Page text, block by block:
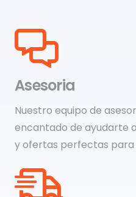
Asesoria
Nuestro equipo de
encantado de ayudarte
y ofertas perfectas para